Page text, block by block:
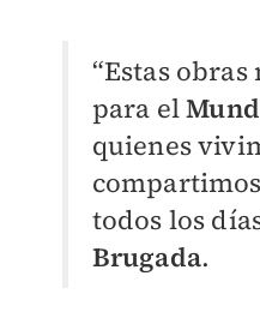
“Estas
para el
quienes
todos los
Brugada.